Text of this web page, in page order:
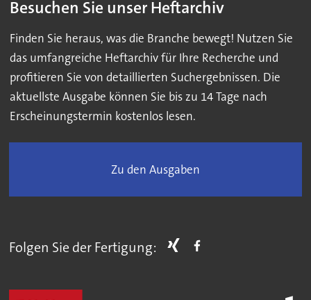
Besuchen Sie unser Heftarchiv
Finden Sie heraus, was die Branche bewegt! Nutzen Sie
das umfangreiche Heftarchiv für Ihre Recherche und
profitieren Sie von detaillierten Suchergebnissen. Die
aktuellste Ausgabe können Sie bis zu 14 Tage nach
Erscheinungstermin kostenlos lesen.
Zu den Ausgaben
Folgen Sie der Fertigung: